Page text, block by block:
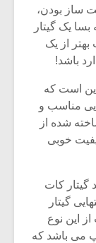
ساز بودن،
یک گیتار
از یک
باشد!
این است که
مناسب و
شده از
خوبی
گیتار کات
گیتار
این نوع
می باشد که
موسیقی
سکانسی